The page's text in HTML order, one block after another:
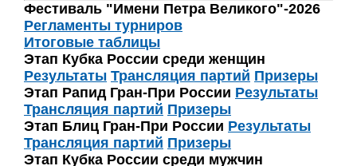
Фестиваль "Имени Петра Великого"-2026
Регламенты турниров
Итоговые таблицы
Этап Кубка России среди женщин
Результаты Трансляция партий Призеры
Этап Рапид Гран-При России Результаты
Трансляция партий Призеры
Этап Блиц Гран-При России Результаты
Трансляция партий Призеры
Этап Кубка России среди мужчин